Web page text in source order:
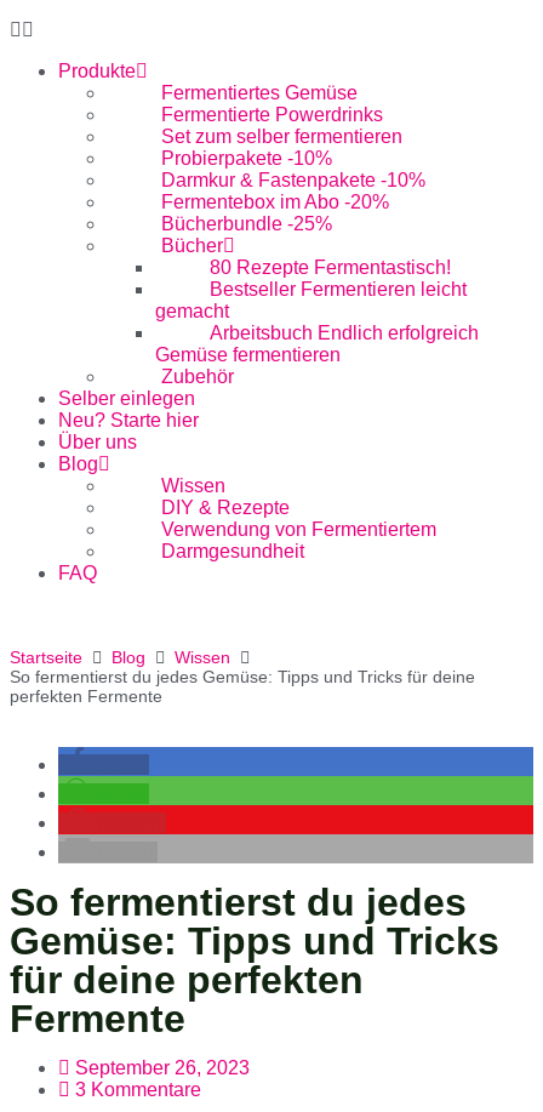
Produkte
Fermentiertes Gemüse
Fermentierte Powerdrinks
Set zum selber fermentieren
Probierpakete -10%
Darmkur & Fastenpakete -10%
Fermentebox im Abo -20%
Bücherbundle -25%
Bücher
80 Rezepte Fermentastisch!
Bestseller Fermentieren leicht
gemacht
Arbeitsbuch Endlich erfolgreich
Gemüse fermentieren
Zubehör
Selber einlegen
Neu? Starte hier
Über uns
Blog
Wissen
DIY & Rezepte
Verwendung von Fermentiertem
Darmgesundheit
FAQ
Startseite Blog
Wissen
So fermentierst du jedes Gemüse: Tipps und Tricks für deine
perfekten Fermente
So fermentierst du jedes
Gemüse: Tipps und Tricks
für deine perfekten
Fermente
September 26, 2023
3 Kommentare